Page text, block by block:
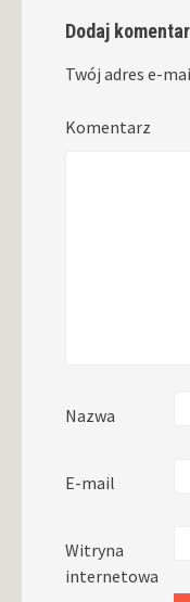
Dodaj
Twój adres e-
Komentarz
Nazwa
E-mail
Witryna
internetowa